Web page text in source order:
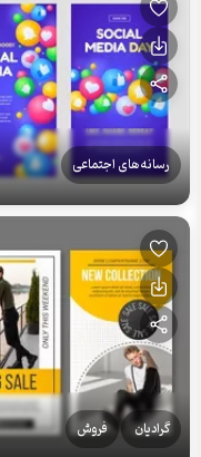
رسانه‌های اجتماعی
گرادیان فروش